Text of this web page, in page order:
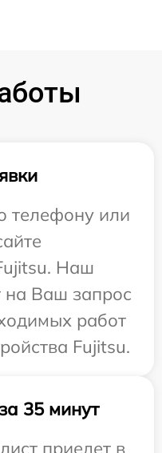
телефону или
Наш
на Ваш запрос
работ
Fujitsu.
35 минут
приедет в